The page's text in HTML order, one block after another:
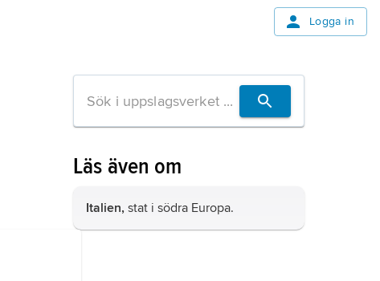
Logga in
Läs även om
Italien, stat i södra Europa.